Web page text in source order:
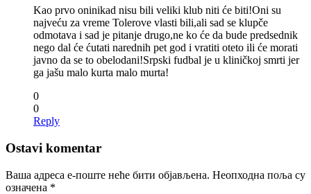
Kao prvo oninikad nisu bili veliki klub niti će biti!Oni su
najveću za vreme Tolerove vlasti bili,ali sad se klupče
odmotava i sad je pitanje drugo,ne ko će da bude predsednik
nego dal će ćutati narednih pet god i vratiti oteto ili će morati
javno da se to obelodani!Srpski fudbal je u kliničkoj smrti jer
ga jašu malo kurta malo murta!
0
0
Reply
Ostavi komentar
Ваша адреса е-поште неће бити објављена. Неопходна поља су
означена *